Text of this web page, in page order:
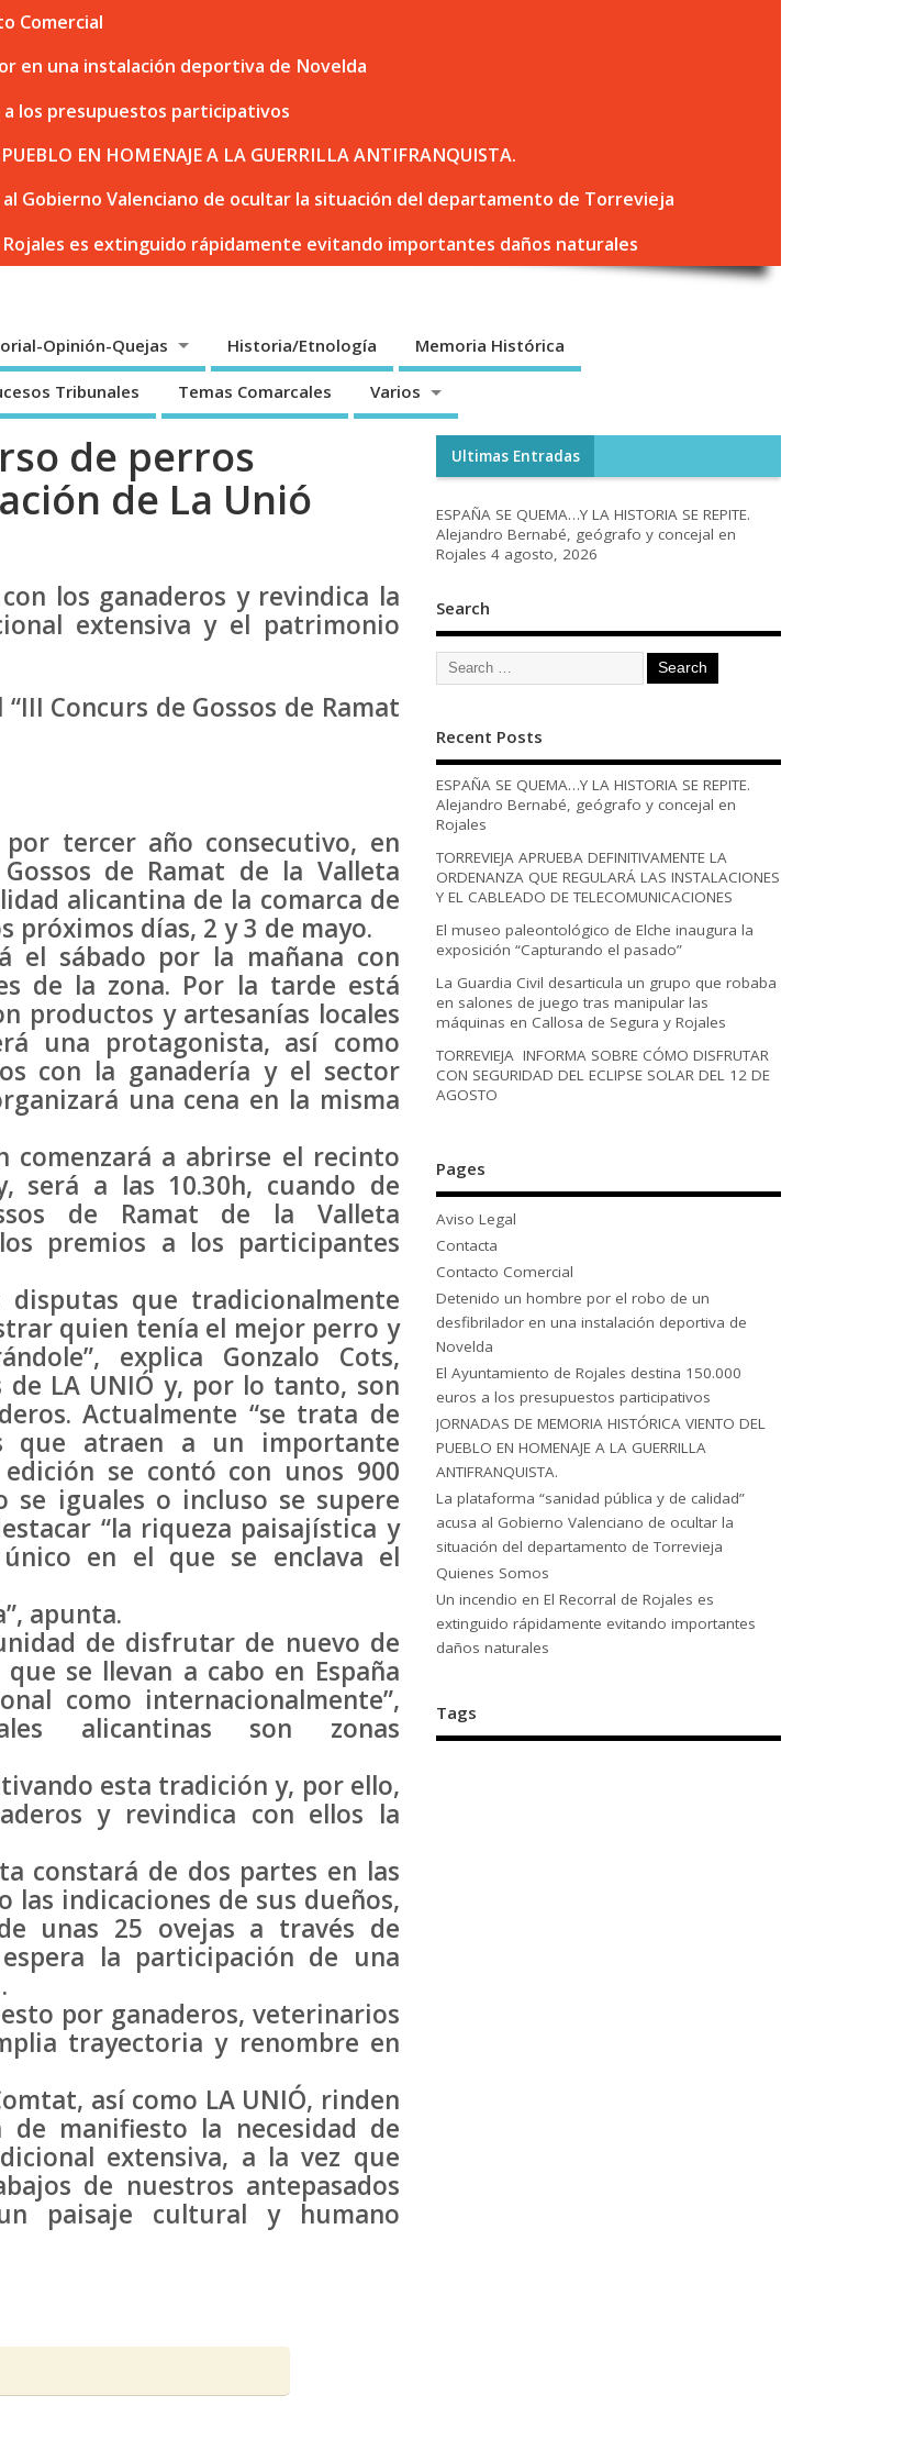
Comercial
en una instalación deportiva de Novelda
a los presupuestos participativos
EN HOMENAJE A LA GUERRILLA ANTIFRANQUISTA.
al Gobierno Valenciano de ocultar la situación del departamento de Torrevieja
Rojales es extinguido rápidamente evitando importantes daños naturales
Opinión-Quejas Historia/Etnología Memoria Histórica
Tribunales Temas Comarcales Varios
de perros
de La Unió
los ganaderos y revindica la
extensiva y el patrimonio
Concurs de Gossos de Ramat
por tercer año consecutivo, en
de Ramat de la Valleta
alicantina de la comarca de
próximos días, 2 y 3 de mayo.
el sábado por la mañana con
de la zona. Por la tarde está
productos y artesanías locales
una protagonista, así como
con la ganadería y el sector
una cena en la misma
comenzará a abrirse el recinto
será a las 10.30h, cuando de
de Ramat de la Valleta
premios a los participantes
que tradicionalmente
quien tenía el mejor perro y
explica Gonzalo Cots,
de LA UNIÓ y, por lo tanto, son
Actualmente “se trata de
que atraen a un importante
se contó con unos 900
se iguales o incluso se supere
“la riqueza paisajística y
en el que se enclava el
apunta.
de disfrutar de nuevo de
se llevan a cabo en España
como internacionalmente”,
alicantinas son zonas
esta tradición y, por ello,
y revindica con ellos la
constará de dos partes en las
las indicaciones de sus dueños,
unas 25 ovejas a través de
la participación de una
por ganaderos, veterinarios
trayectoria y renombre en
así como LA UNIÓ, rinden
manifiesto la necesidad de
extensiva, a la vez que
de nuestros antepasados
paisaje cultural y humano
Ultimas Entradas
ESPAÑA SE QUEMA…Y LA HISTORIA SE REPITE.
Alejandro Bernabé, geógrafo y concejal en
Rojales 4 agosto, 2026
Search
Recent Posts
ESPAÑA SE QUEMA…Y LA HISTORIA SE REPITE.
Alejandro Bernabé, geógrafo y concejal en
Rojales
TORREVIEJA APRUEBA DEFINITIVAMENTE LA
ORDENANZA QUE REGULARÁ LAS INSTALACIONES
Y EL CABLEADO DE TELECOMUNICACIONES
El museo paleontológico de Elche inaugura la
exposición “Capturando el pasado”
La Guardia Civil desarticula un grupo que robaba
en salones de juego tras manipular las
máquinas en Callosa de Segura y Rojales
TORREVIEJA INFORMA SOBRE CÓMO DISFRUTAR
CON SEGURIDAD DEL ECLIPSE SOLAR DEL 12 DE
AGOSTO
Pages
Aviso Legal
Contacta
Contacto Comercial
Detenido un hombre por el robo de un
desfibrilador en una instalación deportiva de
Novelda
El Ayuntamiento de Rojales destina 150.000
euros a los presupuestos participativos
JORNADAS DE MEMORIA HISTÓRICA VIENTO DEL
PUEBLO EN HOMENAJE A LA GUERRILLA
ANTIFRANQUISTA.
La plataforma “sanidad pública y de calidad”
acusa al Gobierno Valenciano de ocultar la
situación del departamento de Torrevieja
Quienes Somos
Un incendio en El Recorral de Rojales es
extinguido rápidamente evitando importantes
daños naturales
Tags